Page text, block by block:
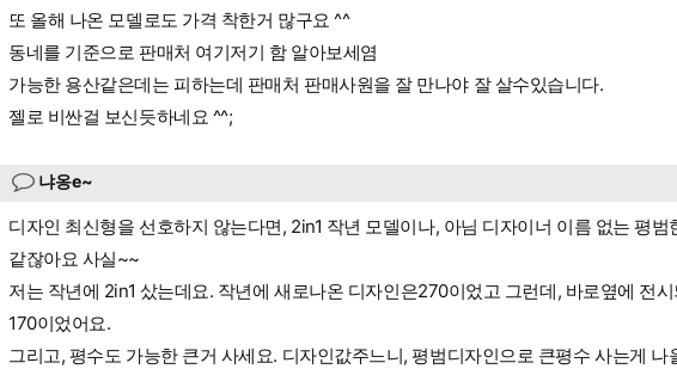
또 올해 나온 모델로도 가격 착한거 많구요 ^^
동네를 기준으로 판매처 여기저기 함 알아보세염
가능한 용산같은데는 피하는데 판매처 판매사원을 잘 만나야 잘 살수있습니다.
젤로 비싼걸 보신듯하네요 ^^;
냐옹e~
디자인 최신형을 선호하지 않는다면, 2in1 작년 모델이나, 아님 디자이너 이름 없는 평
같잖아요 사실~~
저는 작년에 2in1 샀는데요. 작년에 새로나온 디자인은270이었고 그런데, 바로옆에 전
170이었어요.
그리고, 평수도 가능한 큰거 사세요. 디자인값주느니, 평범디자인으로 큰평수 사는게 나